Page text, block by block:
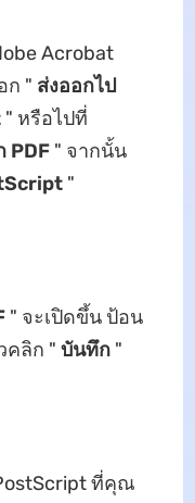
Acrobat
ก " ส่งออกไป
" หรือไปที่
PDF" จากนั้น
"
" จะเปิดขึ้น ป้อน
คลิก " บันทึก"
ที่คุณ